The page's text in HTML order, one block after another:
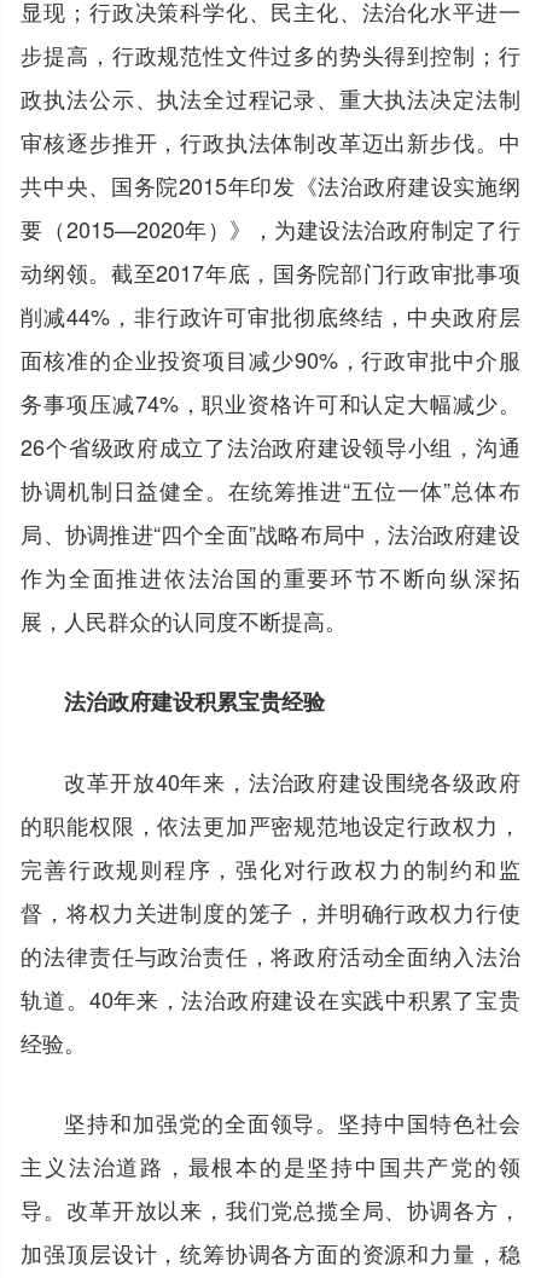
显现；行政决策科学化、民主化、法治化水平进一
步提高，行政规范性文件过多的势头得到控制；行
政执法公示、执法全过程记录、重大执法决定法制
审核逐步推开，行政执法体制改革迈出新步伐。中
共中央、国务院2015年印发《法治政府建设实施纲
要（2015—2020年）》，为建设法治政府制定了行
动纲领。截至2017年底，国务院部门行政审批事项
削减44%，非行政许可审批彻底终结，中央政府层
面核准的企业投资项目减少90%，行政审批中介服
务事项压减74%，职业资格许可和认定大幅减少。
26个省级政府成立了法治政府建设领导小组，沟通
协调机制日益健全。在统筹推进“五位一体”总体布
局、协调推进“四个全面”战略布局中，法治政府建设
作为全面推进依法治国的重要环节不断向纵深拓
展，人民群众的认同度不断提高。
法治政府建设积累宝贵经验
改革开放40年来，法治政府建设围绕各级政府
的职能权限，依法更加严密规范地设定行政权力，
完善行政规则程序，强化对行政权力的制约和监
督，将权力关进制度的笼子，并明确行政权力行使
的法律责任与政治责任，将政府活动全面纳入法治
轨道。40年来，法治政府建设在实践中积累了宝贵
经验。
坚持和加强党的全面领导。坚持中国特色社会
主义法治道路，最根本的是坚持中国共产党的领
导。改革开放以来，我们党总揽全局、协调各方，
加强顶层设计，统筹协调各方面的资源和力量，稳